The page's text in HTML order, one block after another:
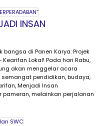
INSAN
di Panen Karya: Projek
Lokal! Pada hari Rabu,
akan menggelar acara
pendidikan, budaya,
Menjadi Insan
pameran, melainkan perjalanan